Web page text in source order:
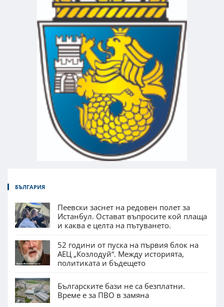
БЪЛГАРИЯ
Пеевски заснет на редовен полет за
Истанбул. Остават въпросите кой плаща
и каква е целта на пътуването.
52 години от пуска на първия блок на
АЕЦ „Козлодуй“. Между историята,
политиката и бъдещето
Българските бази не са безплатни.
Време е за ПВО в замяна